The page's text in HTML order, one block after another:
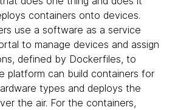
containers onto devices.
use a software as a service
to manage devices and assign
defined by Dockerfiles, to
platform can build containers for
types and deploys the
the air. For the containers,